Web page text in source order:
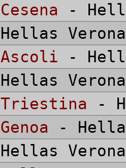
Cesena -
Hellas
Ascoli -
Hellas
Triestina -
Genoa -
Hellas